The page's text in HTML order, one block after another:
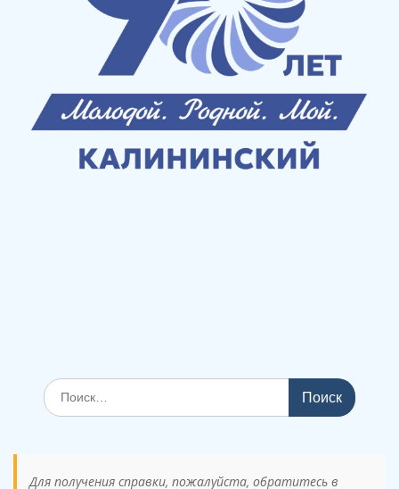
Поиск
по:
Для получения справки, пожалуйста, обратитесь в